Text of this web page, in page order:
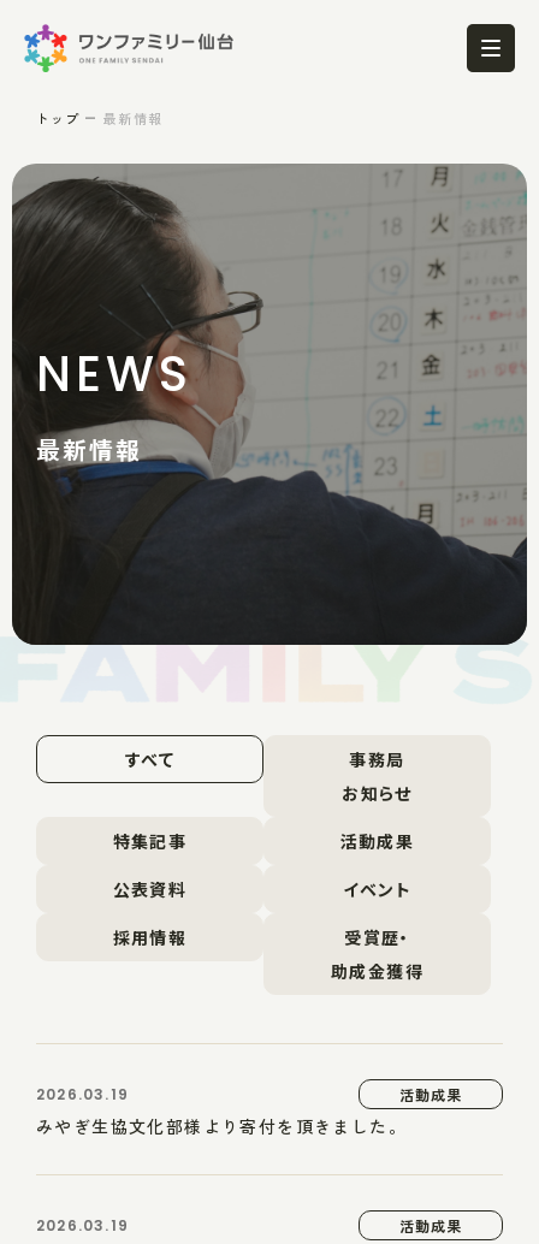
トップ 最新情報
NEWS
最新情報
すべて
事務局
お知らせ
特集記事
活動成果
公表資料
イベント
採用情報
受賞歴・
助成金獲得
2026.03.19 活動成果
みやぎ生協文化部様より寄付を頂きました。
2026.03.19 活動成果